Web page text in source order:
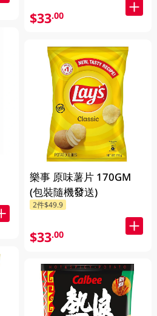
$33.00
樂事 原味薯片 170GM
(包裝隨機發送)
2件$49.9
$33.00